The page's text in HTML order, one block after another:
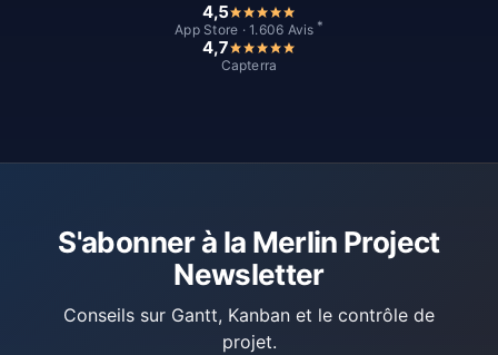
4,5
App Store · 1.606 Avis *
4,7
Capterra
S'abonner à la Merlin Project
Newsletter
Conseils sur Gantt, Kanban et le contrôle de
projet.